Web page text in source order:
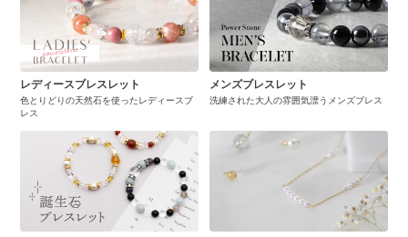
レディースブレスレット
色とりどりの天然石を使ったレディースブ
レス
メンズブレスレット
洗練された大人の雰囲気漂うメンズブレス